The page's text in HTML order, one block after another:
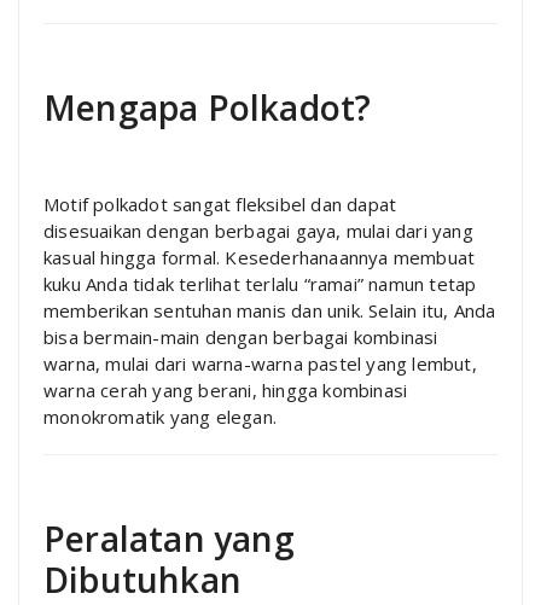
Mengapa Polkadot?
Motif polkadot sangat fleksibel dan dapat
disesuaikan dengan berbagai gaya, mulai dari yang
kasual hingga formal. Kesederhanaannya membuat
kuku Anda tidak terlihat terlalu “ramai” namun tetap
memberikan sentuhan manis dan unik. Selain itu, Anda
bisa bermain-main dengan berbagai kombinasi
warna, mulai dari warna-warna pastel yang lembut,
warna cerah yang berani, hingga kombinasi
monokromatik yang elegan.
Peralatan yang
Dibutuhkan